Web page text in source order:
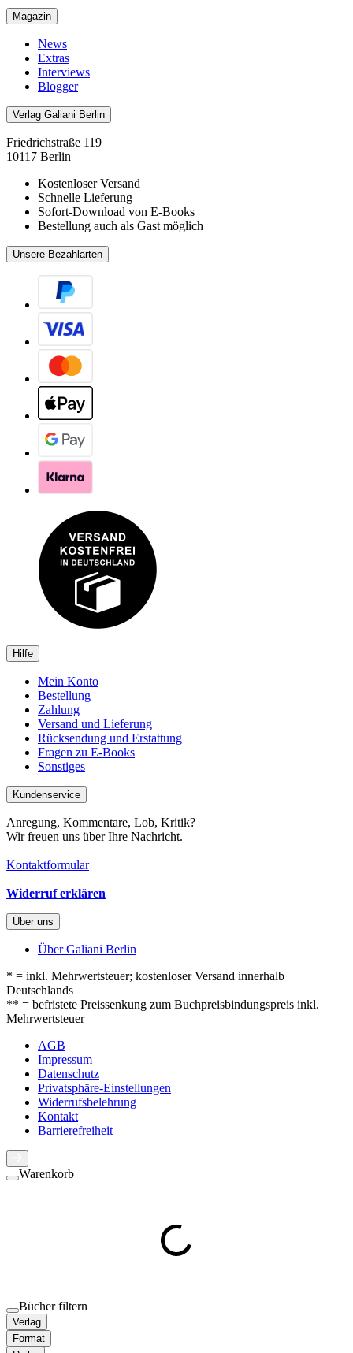
Magazin
News
Extras
Interviews
Blogger
Verlag Galiani Berlin
Friedrichstraße 119
10117 Berlin
Kostenloser Versand
Schnelle Lieferung
Sofort-Download von E-Books
Bestellung auch als Gast möglich
Unsere Bezahlarten
Hilfe
Mein Konto
Bestellung
Zahlung
Versand und Lieferung
Rücksendung und Erstattung
Fragen zu E-Books
Sonstiges
Kundenservice
Anregung, Kommentare, Lob, Kritik?
Wir freuen uns über Ihre Nachricht.
Kontaktformular
Widerruf erklären
Über uns
Über Galiani Berlin
* = inkl. Mehrwertsteuer; kostenloser Versand innerhalb
Deutschlands
** = befristete Preissenkung zum Buchpreisbindungspreis inkl.
Mehrwertsteuer
AGB
Impressum
Datenschutz
Privatsphäre-Einstellungen
Widerrufsbelehrung
Kontakt
Barrierefreiheit
Warenkorb
Bücher filtern
Verlag
Format